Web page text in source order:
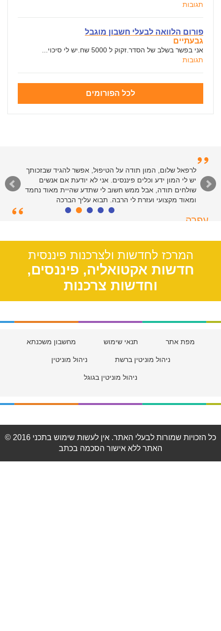
תגובות
פורום הלוואה לבעלי חשבון מוגבל
גבעתיים
אני בפשר בשלב של הסדר.זקוק ל 5000 שח.יש לי סיכוי...
תגובות
לכל הפורומים
לרפאל שלום, המון תודה על הטיפול, אפשר להגיד שבזכותך
יש לי המון ידע וכלים פיננסים. אני לא יודעת אם אנשים
שולחים תודה, אבל ממש חשוב לי שתדע שהיית מאוד נחמד
ומאוד מקצועי ועזרת לי הרבה. תבוא עליך הברכה
עפרה
המרכז לחדשות ולצרכנות פיננסית
חדשות אקטואליה, פיננסים,
וחדשות צרכנות
מפת אתר תנאי שימוש מחשבון משכנתא
ניהול מוניטין ברשת ניהול מוניטין
ניהול מוניטין בגוגל
© 2016 כל הזכויות שמורות לבעלי האתר. אין לעשות שימוש בתכני
האתר ללא אישור הסכמה בכתב